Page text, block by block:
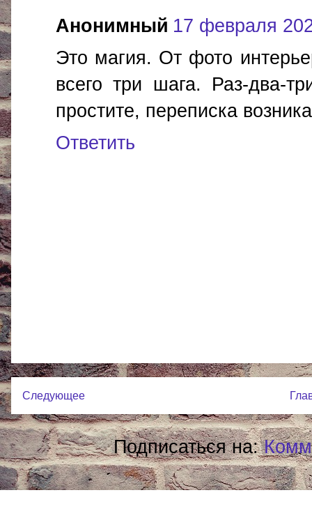
Анонимный 17 февраля
Это магия. От фото
всего три шага. Раз-два-
простите, переписка
Ответить
Следующее
Подписаться на: